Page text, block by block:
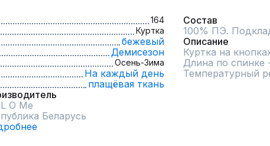
164
Куртка
бежевый
Демисезон
Осень-Зима
На каждый день
плащёвая ткань
O Me
Беларусь
Состав
100% ПЭ.
Описание
Куртка на
Длина по спинке
Температурный